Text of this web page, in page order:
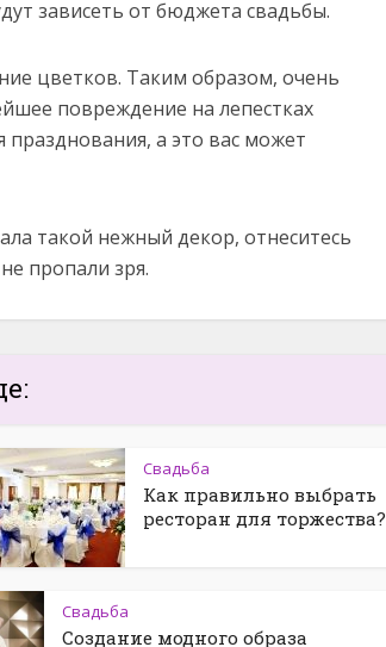
зависеть от бюджета свадьбы.
цветков. Таким образом, очень
повреждение на лепестках
а это вас может
такой нежный декор, отнеситесь
пропали зря.
Свадьба
Как правильно выбрать
ресторан для торжества?
Свадьба
Создание модного образа